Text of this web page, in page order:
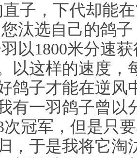
直子，下代却能
汰选自己的鸽
以1800米分速
以这样的速度，
鸽子才能在逆风
有一羽鸽子曾以
次冠军，但是只
，于是我将它淘